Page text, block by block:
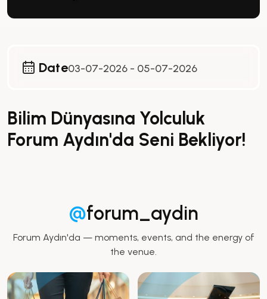
Date03-07-2026 - 05-07-2026
Bilim Dünyasına Yolculuk
Forum Aydın'da Seni Bekliyor!
@forum_aydin
Forum Aydın'da — moments, events, and the energy of
the venue.